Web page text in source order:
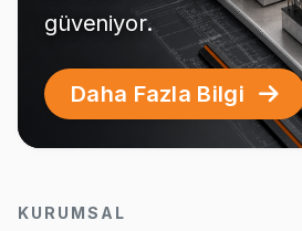
güveniyor.
Daha Fazla Bilgi
KURUMSAL